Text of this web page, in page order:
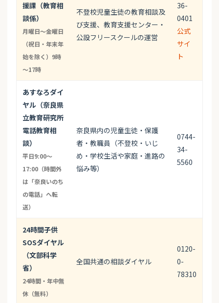
援課（教育相
談係）
月曜日～金曜日
（祝日・年末年
始を除く）9時
～17時
不登校児童生徒の教育相談及
び支援、教育支援センター・
公設フリースクールの運営
36-
0401
公式
サイ
ト
あすなろダイ
ヤル（奈良県
立教育研究所
電話教育相
談）
平日9:00〜
17:00（時間外
は「奈良いのち
の電話」へ転
送）
奈良県内の児童生徒・保護
者・教職員（不登校・いじ
め・学校生活や家庭・進路の
悩み等）
0744-
34-
5560
24時間子供
SOSダイヤル
（文部科学
省）
24時間・年中無
休（無料）
全国共通の相談ダイヤル
0120-
0-
78310